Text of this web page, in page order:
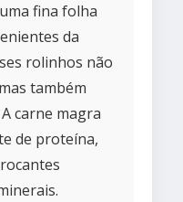
fina folha
da
rolinhos não
também
carne magra
de proteína,